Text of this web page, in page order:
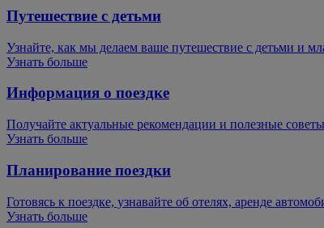
Путешествие с детьми
Узнайте, как мы делаем ваше путешествие с детьми и
Узнать больше
Информация о поездке
Получайте актуальные рекомендации и полезные
Узнать больше
Планирование поездки
Готовясь к поездке, узнавайте об отелях, аренде
Узнать больше